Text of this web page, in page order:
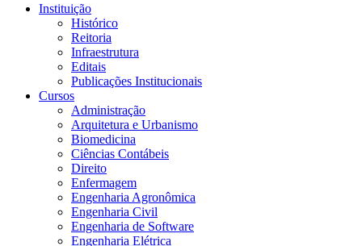
Instituição
Histórico
Reitoria
Infraestrutura
Editais
Publicações Institucionais
Cursos
Administração
Arquitetura e Urbanismo
Biomedicina
Ciências Contábeis
Direito
Enfermagem
Engenharia Agronômica
Engenharia Civil
Engenharia de Software
Engenharia Elétrica